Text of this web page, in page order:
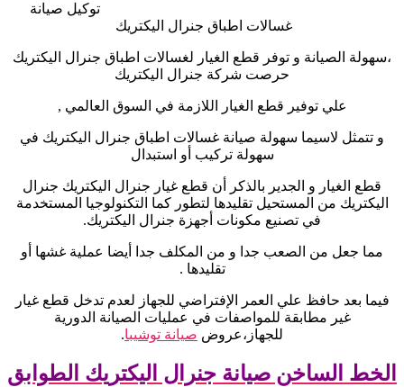
توكيل صيانة
غسالات اطباق جنرال اليكتريك
،سهولة الصيانة و توفر قطع الغيار لغسالات اطباق جنرال اليكتريك
حرصت شركة جنرال اليكتريك
علي توفير قطع الغيار اللازمة في السوق العالمي ,
و تتمثل لاسيما سهولة صيانة غسالات اطباق جنرال اليكتريك في
سهولة تركيب أو استبدال
قطع الغيار و الجدير بالذكر أن قطع غيار جنرال اليكتريك جنرال
اليكتريك من المستحيل تقليدها لتطور كما التكنولوجيا المستخدمة
في تصنيع مكونات أجهزة جنرال اليكتريك.
مما جعل من الصعب جدا و من المكلف جدا أيضا عملية غشها أو
تقليدها .
فيما بعد حافظ علي العمر الإفتراضي للجهاز لعدم تدخل قطع غيار
غير مطابقة للمواصفات في عمليات الصيانة الدورية
للجهاز،عروض صيانة توشيبا.
الخط الساخن صيانة جنرال اليكتريك الطوابق